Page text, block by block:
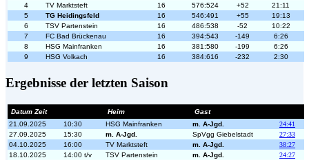
4
TV Marktsteft 16 576:524 +52
21:11
5
TG Heidingsfeld 16 546:491 +55
19:13
6
TSV Partenstein 16 486:538 -52
10:22
7
FC Bad Brückenau 16 394:543 -149
6:26
8
HSG Mainfranken 16 381:580 -199
6:26
9
HSG Volkach 16 384:616 -232 2:30
Ergebnisse der letzten Saison
Datum Zeit Heim
Gast
21.09.2025
10:30 HSG Mainfranken m. A-Jgd.
24:41
27.09.2025
15:30 m. A-Jgd. SpVgg Giebelstadt
27:33
04.10.2025
16:00 TV Marktsteft m. A-Jgd.
38:27
18.10.2025
14:00 t/v TSV Partenstein m. A-Jgd.
24:27